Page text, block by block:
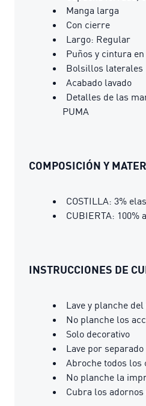
Manga larga
Con cierre
Largo: Regular
Puños y cintura
Bolsillos laterales
Acabado lavado
Detalles de las
PUMA
COMPOSICIÓN Y
COSTILLA: 3%
CUBIERTA: 100%
INSTRUCCIONES DE
Lave y planche del
No planche los
Solo decorativo
Lave por separado
Abroche todos los
No planche la
Cubra los